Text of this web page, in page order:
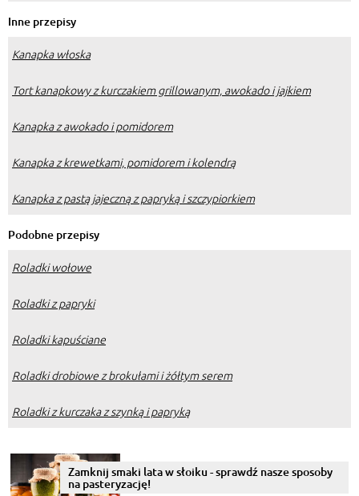
Inne przepisy
Kanapka włoska
Tort kanapkowy z kurczakiem grillowanym, awokado i jajkiem
Kanapka z awokado i pomidorem
Kanapka z krewetkami, pomidorem i kolendrą
Kanapka z pastą jajeczną z papryką i szczypiorkiem
Podobne przepisy
Roladki wołowe
Roladki z papryki
Roladki kapuściane
Roladki drobiowe z brokułami i żółtym serem
Roladki z kurczaka z szynką i papryką
Zamknij smaki lata w słoiku - sprawdź nasze sposoby
na pasteryzację!